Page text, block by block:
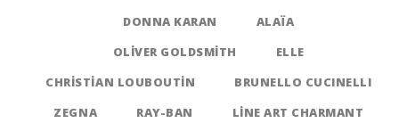
DONNA KARAN
ALAÏA
OLIVER GOLDSMITH
ELLE
CHRISTIAN LOUBOUTIN
BRUNELLO CUCINELLI
ZEGNA
RAY-BAN
LINE ART CHARMANT